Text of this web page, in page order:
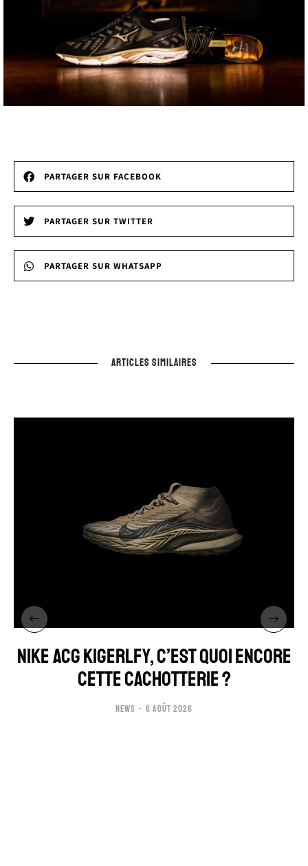
PARTAGER SUR FACEBOOK
PARTAGER SUR TWITTER
PARTAGER SUR WHATSAPP
ARTICLES SIMILAIRES
NIKE ACG KIGERLFY, C’EST QUOI ENCORE
CETTE CACHOTTERIE ?
NEWS 6 AOÛT 2026